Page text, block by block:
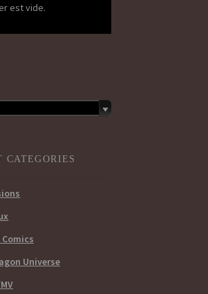
est vide.
CATEGORIES
Comics
Universe